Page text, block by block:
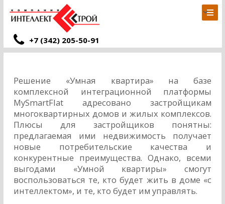
+7 (342) 205-50-91
Решение «Умная квартира» на базе
комплексной интеграционной платформы
MySmartFlat адресовано застройщикам
многоквартирных домов и жилых комплексов.
Плюсы для застройщиков понятны:
предлагаемая ими недвижимость получает
новые потребительские качества и
конкурентные преимущества. Однако, всеми
выгодами «Умной квартиры» смогут
воспользоваться те, кто будет жить в доме «с
интеллектом», и те, кто будет им управлять.